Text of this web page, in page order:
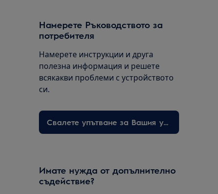
Намерете Ръководството за
потребителя
Намерете инструкции и друга
полезна информация и решете
всякакви проблеми с устройството
си.
Свалете упътване за Вашия уред
Имате нужда от допълнително
съдействие?